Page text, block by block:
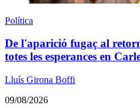
Política
De l'aparició fugaç al
totes les esperances en
Lluís Girona Boffi
09/08/2026